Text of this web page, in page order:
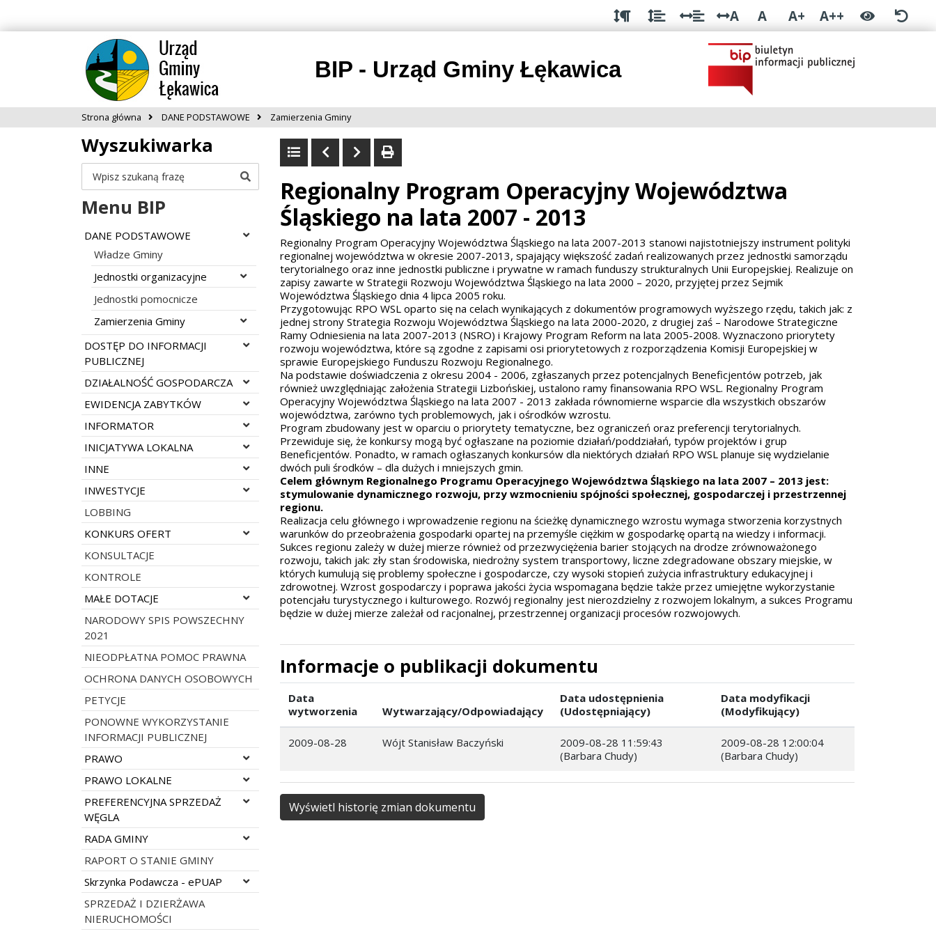
A A A+ A++
BIP - Urząd Gminy Łękawica
Strona główna DANE PODSTAWOWE Zamierzenia Gminy
Wyszukiwarka
Szukaj
Menu BIP
Rozwiń menu
DANE PODSTAWOWE
Władze Gminy
Rozwiń menu
Jednostki organizacyjne
Jednostki pomocnicze
Rozwiń menu
Zamierzenia Gminy
Rozwiń menu
DOSTĘP DO INFORMACJI
PUBLICZNEJ
Rozwiń menu
DZIAŁALNOŚĆ GOSPODARCZA
Rozwiń menu
EWIDENCJA ZABYTKÓW
Rozwiń menu
INFORMATOR
Rozwiń menu
INICJATYWA LOKALNA
Rozwiń menu
INNE
Rozwiń menu
INWESTYCJE
LOBBING
Rozwiń menu
KONKURS OFERT
KONSULTACJE
KONTROLE
Rozwiń menu
MAŁE DOTACJE
NARODOWY SPIS POWSZECHNY
2021
NIEODPŁATNA POMOC PRAWNA
OCHRONA DANYCH OSOBOWYCH
PETYCJE
PONOWNE WYKORZYSTANIE
INFORMACJI PUBLICZNEJ
Rozwiń menu
PRAWO
Rozwiń menu
PRAWO LOKALNE
Rozwiń menu
PREFERENCYJNA SPRZEDAŻ
WĘGLA
Rozwiń menu
RADA GMINY
RAPORT O STANIE GMINY
Rozwiń menu
Skrzynka Podawcza - ePUAP
SPRZEDAŻ I DZIERŻAWA
NIERUCHOMOŚCI
Regionalny Program Operacyjny Województwa
Śląskiego na lata 2007 - 2013
Regionalny Program Operacyjny Województwa Śląskiego na lata 2007-2013 stanowi najistotniejszy instrument polityki
regionalnej województwa w okresie 2007-2013, spajający większość zadań realizowanych przez jednostki samorządu
terytorialnego oraz inne jednostki publiczne i prywatne w ramach funduszy strukturalnych Unii Europejskiej. Realizuje on
zapisy zawarte w Strategii Rozwoju Województwa Śląskiego na lata 2000 – 2020, przyjętej przez Sejmik
Województwa Śląskiego dnia 4 lipca 2005 roku.
Przygotowując RPO WSL oparto się na celach wynikających z dokumentów programowych wyższego rzędu, takich jak: z
jednej strony Strategia Rozwoju Województwa Śląskiego na lata 2000-2020, z drugiej zaś – Narodowe Strategiczne
Ramy Odniesienia na lata 2007-2013 (NSRO) i Krajowy Program Reform na lata 2005-2008. Wyznaczono priorytety
rozwoju województwa, które są zgodne z zapisami osi priorytetowych z rozporządzenia Komisji Europejskiej w
sprawie Europejskiego Funduszu Rozwoju Regionalnego.
Na podstawie doświadczenia z okresu 2004 - 2006, zgłaszanych przez potencjalnych Beneficjentów potrzeb, jak
również uwzględniając założenia Strategii Lizbońskiej, ustalono ramy finansowania RPO WSL. Regionalny Program
Operacyjny Województwa Śląskiego na lata 2007 - 2013 zakłada równomierne wsparcie dla wszystkich obszarów
województwa, zarówno tych problemowych, jak i ośrodków wzrostu.
Program zbudowany jest w oparciu o priorytety tematyczne, bez ograniczeń oraz preferencji terytorialnych.
Przewiduje się, że konkursy mogą być ogłaszane na poziomie działań/poddziałań, typów projektów i grup
Beneficjentów. Ponadto, w ramach ogłaszanych konkursów dla niektórych działań RPO WSL planuje się wydzielanie
dwóch puli środków – dla dużych i mniejszych gmin.
Celem głównym Regionalnego Programu Operacyjnego Województwa Śląskiego na lata 2007 – 2013 jest:
stymulowanie dynamicznego rozwoju, przy wzmocnieniu spójności społecznej, gospodarczej i przestrzennej
regionu.
Realizacja celu głównego i wprowadzenie regionu na ścieżkę dynamicznego wzrostu wymaga stworzenia korzystnych
warunków do przeobrażenia gospodarki opartej na przemyśle ciężkim w gospodarkę opartą na wiedzy i informacji.
Sukces regionu zależy w dużej mierze również od przezwyciężenia barier stojących na drodze zrównoważonego
rozwoju, takich jak: zły stan środowiska, niedrożny system transportowy, liczne zdegradowane obszary miejskie, w
których kumulują się problemy społeczne i gospodarcze, czy wysoki stopień zużycia infrastruktury edukacyjnej i
zdrowotnej. Wzrost gospodarczy i poprawa jakości życia wspomagana będzie także przez umiejętne wykorzystanie
potencjału turystycznego i kulturowego. Rozwój regionalny jest nierozdzielny z rozwojem lokalnym, a sukces Programu
będzie w dużej mierze zależał od racjonalnej, przestrzennej organizacji procesów rozwojowych.
Informacje o publikacji dokumentu
Data
wytworzenia
Wytwarzający/Odpowiadający
Data udostępnienia
(Udostępniający)
Data modyfikacji
(Modyfikujący)
2009-08-28 Wójt Stanisław Baczyński
2009-08-28 11:59:43
(Barbara Chudy)
2009-08-28 12:00:04
(Barbara Chudy)
Wyświetl historię zmian dokumentu